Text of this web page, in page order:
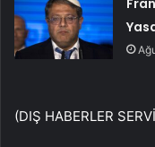
(DIŞ HABERLER